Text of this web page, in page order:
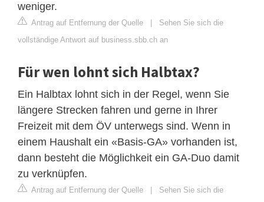
weniger.
Antrag auf Entfernung der Quelle
Sehen Sie sich die
vollständige Antwort auf business.sbb.ch an
Für wen lohnt sich Halbtax?
Ein Halbtax lohnt sich in der Regel, wenn Sie
längere Strecken fahren und gerne in Ihrer
Freizeit mit dem ÖV unterwegs sind. Wenn in
einem Haushalt ein «Basis-GA» vorhanden ist,
dann besteht die Möglichkeit ein GA-Duo damit
zu verknüpfen.
Antrag auf Entfernung der Quelle
Sehen Sie sich die